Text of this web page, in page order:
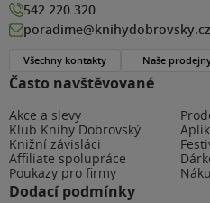
Často navštěvované
Akce a slevy
Klub Knihy Dobrovský
Knižní závisláci
Affiliate spolupráce
Poukazy pro firmy
Dodací podmínky
542 220 320
poradime@knihydobrovsky.cz
Všechny kontakty Naše